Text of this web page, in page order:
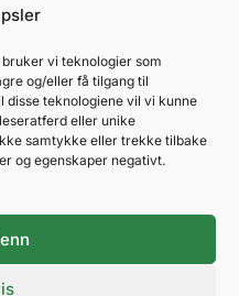
vi teknologier som
og/eller få tilgang til
disse teknologiene vil vi kunne
eller unike
samtykke eller trekke tilbake
og egenskaper negativt.